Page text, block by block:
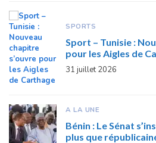
SPORTS
Sport – Tunisie :
pour les Aigles de
31 juillet 2026
A LA UNE
Bénin : Le Sénat
plus que